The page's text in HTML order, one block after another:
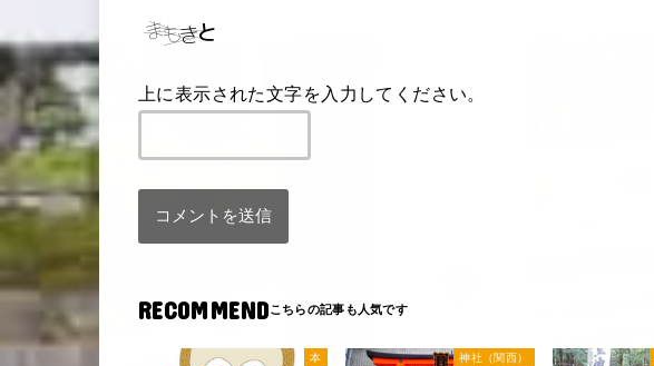
上に表示された文字を入力してください。
RECOMMEND
本 神社（関西）